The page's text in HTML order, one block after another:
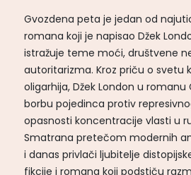
Gvozdena peta je jedan od
romana koji je napisao Džek
istražuje teme moći, društvene
autoritarizma. Kroz priču o svetu
oligarhija, Džek London u
borbu pojedinca protiv
opasnosti koncentracije vlasti u
Smatrana pretečom modernih
i danas privlači ljubitelje
fikcije i romana koji podstiču